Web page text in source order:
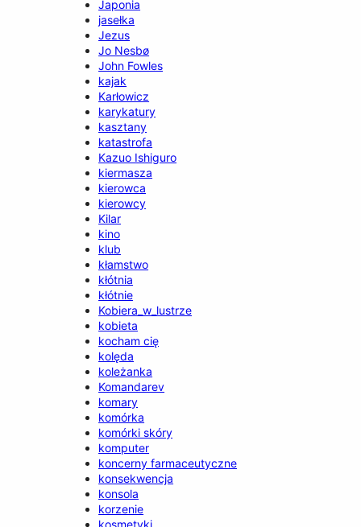
Japonia
jasełka
Jezus
Jo Nesbø
John Fowles
kajak
Karłowicz
karykatury
kasztany
katastrofa
Kazuo Ishiguro
kiermasza
kierowca
kierowcy
Kilar
kino
klub
kłamstwo
kłótnia
kłótnie
Kobiera_w_lustrze
kobieta
kocham cię
kolęda
koleżanka
Komandarev
komary
komórka
komórki skóry
komputer
koncerny farmaceutyczne
konsekwencja
konsola
korzenie
kosmetyki